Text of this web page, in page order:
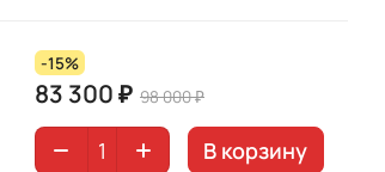
-15%
83 300 ₽ 98 000 ₽
В корзину